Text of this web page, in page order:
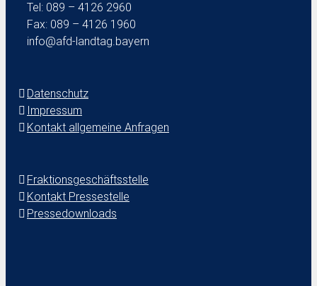
Tel: 089 – 4126 2960
Fax: 089 – 4126 1960
info@afd-landtag.bayern
Datenschutz
Impressum
Kontakt allgemeine Anfragen
Fraktionsgeschäftsstelle
Kontakt Pressestelle
Pressedownloads